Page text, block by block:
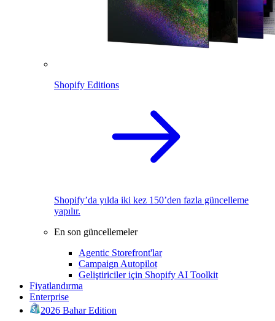
Shopify Editions
Shopify’da yılda iki kez 150’den fazla güncelleme
yapılır.
En son güncellemeler
Agentic Storefront'lar
Campaign Autopilot
Geliştiriciler için Shopify AI Toolkit
Fiyatlandırma
Enterprise
2026 Bahar Edition